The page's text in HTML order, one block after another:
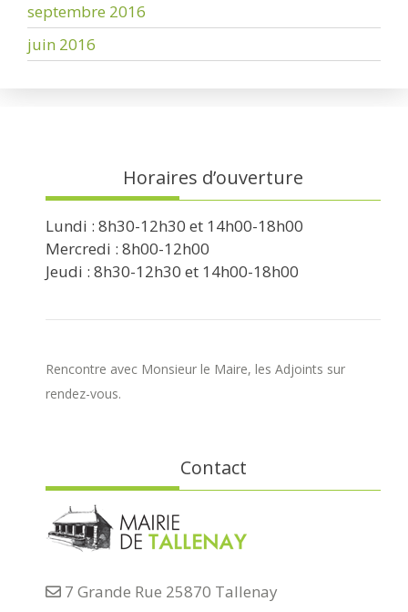
septembre 2016
juin 2016
Horaires d’ouverture
Lundi : 8h30-12h30 et 14h00-18h00
Mercredi : 8h00-12h00
Jeudi : 8h30-12h30 et 14h00-18h00
Rencontre avec Monsieur le Maire, les Adjoints sur
rendez-vous.
Contact
7 Grande Rue 25870 Tallenay